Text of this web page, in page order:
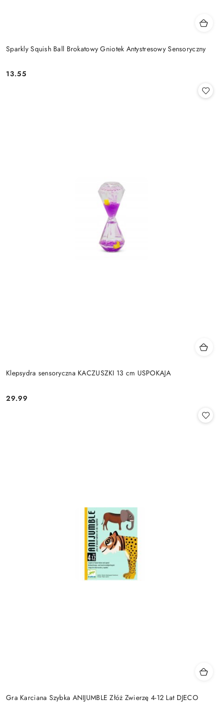
Sparkly Squish Ball Brokatowy Gniotek Antystresowy Sensoryczny
Cena:
13.55
Klepsydra sensoryczna KACZUSZKI 13 cm USPOKAJA
Cena:
29.99
Gra Karciana Szybka ANIJUMBLE Złóż Zwierzę 4-12 Lat DJECO